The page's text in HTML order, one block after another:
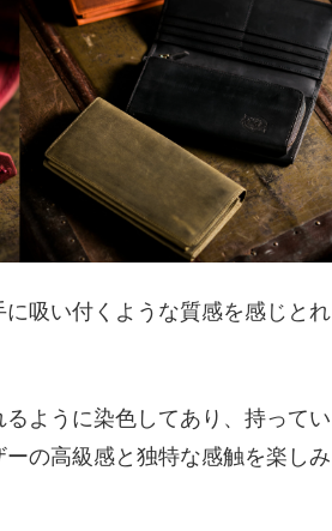
吸い付くような質感を感じとれ
ように染色してあり、持ってい
の高級感と独特な感触を楽しみ